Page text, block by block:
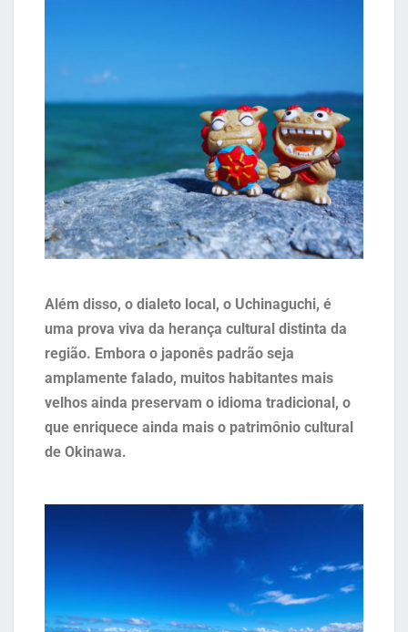
Além disso, o dialeto local, o Uchinaguchi, é
uma prova viva da herança cultural distinta da
região. Embora o japonês padrão seja
amplamente falado, muitos habitantes mais
velhos ainda preservam o idioma tradicional, o
que enriquece ainda mais o patrimônio cultural
de Okinawa.